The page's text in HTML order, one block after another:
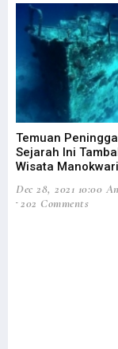
Temuan
Sejarah Ini
Wisata Manokwari
Dec 28, 2021 10:00
202 Comments